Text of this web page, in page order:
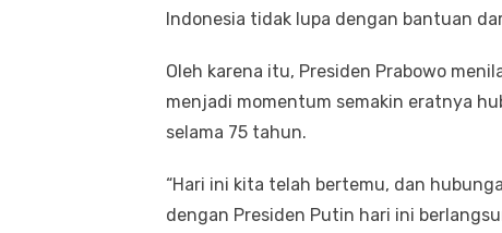
Indonesia tidak lupa dengan bantuan
Oleh karena itu, Presiden Prabowo
menjadi momentum semakin eratnya
selama 75 tahun.
“Hari ini kita telah bertemu, dan
dengan Presiden Putin hari ini